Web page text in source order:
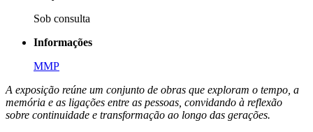
Sob consulta
Informações
MMP
A exposição reúne um conjunto de obras que exploram o tempo, a
memória e as ligações entre as pessoas, convidando à reflexão
sobre continuidade e transformação ao longo das gerações.